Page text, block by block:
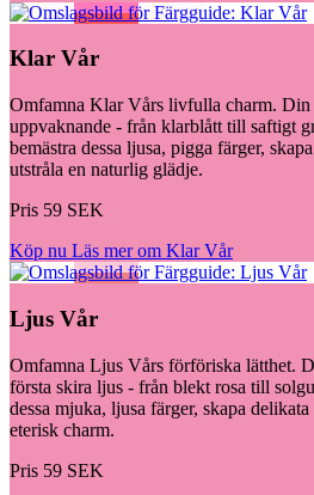
Klar Vår
Omfamna Klar Vårs livfulla charm. Din
uppvaknande - från klarblått till saftigt
bemästra dessa ljusa, pigga färger,
utstråla en naturlig glädje.
Pris 59 SEK
Köp nu Läs mer om Klar Vår
Ljus Vår
Omfamna Ljus Vårs förföriska lätthet.
första skira ljus - från blekt rosa till
dessa mjuka, ljusa färger, skapa
eterisk charm.
Pris 59 SEK